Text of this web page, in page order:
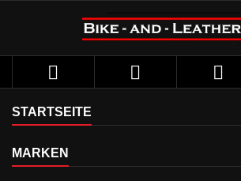
  
STARTSEITE
MARKEN